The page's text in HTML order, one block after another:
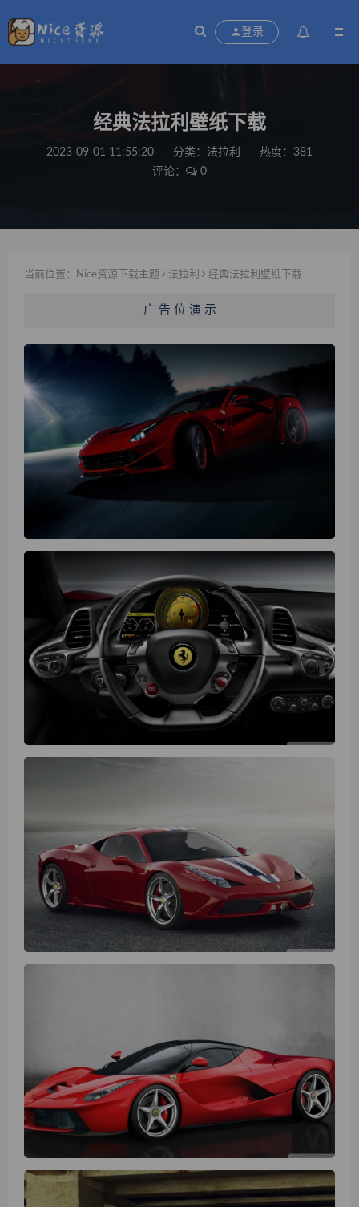
登录
经典法拉利壁纸下载
2023-09-01 11:55:20 分类： 法拉利
热度：381
评论：
0
当前位置： Nice资源下载主题 法拉利 经典法拉利壁纸下载
广 告 位 演 示